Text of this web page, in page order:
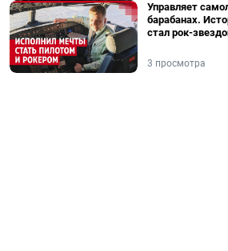
Управляет
барабанах.
стал рок-
3 просмотра